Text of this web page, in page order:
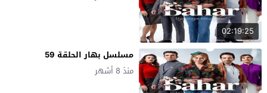
02:19:25
مسلسل بهار الحلقة 59
منذ 8 أشهر